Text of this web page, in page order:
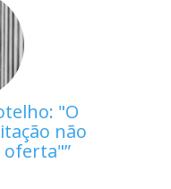
"O
não
oferta"